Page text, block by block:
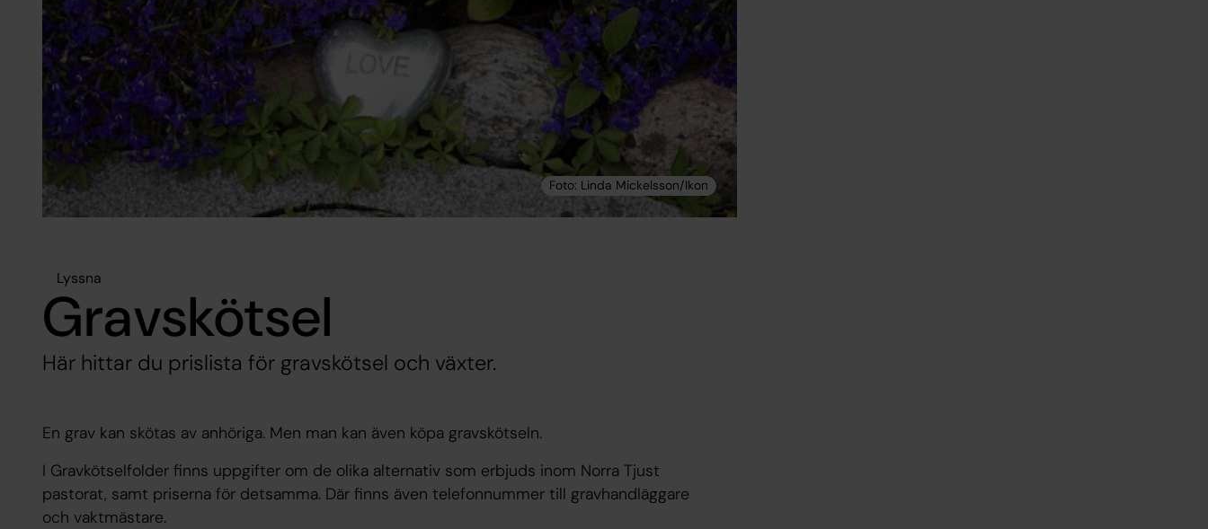
Lyssna
Gravskötsel
Här hittar du prislista för gravskötsel och växter.
En grav kan skötas av anhöriga. Men man kan även köpa gravskötseln.
I Gravkötselfolder finns uppgifter om de olika alternativ som erbjuds inom Norra Tjust
pastorat, samt priserna för detsamma. Där finns även telefonnummer till gravhandläggare
och vaktmästare.